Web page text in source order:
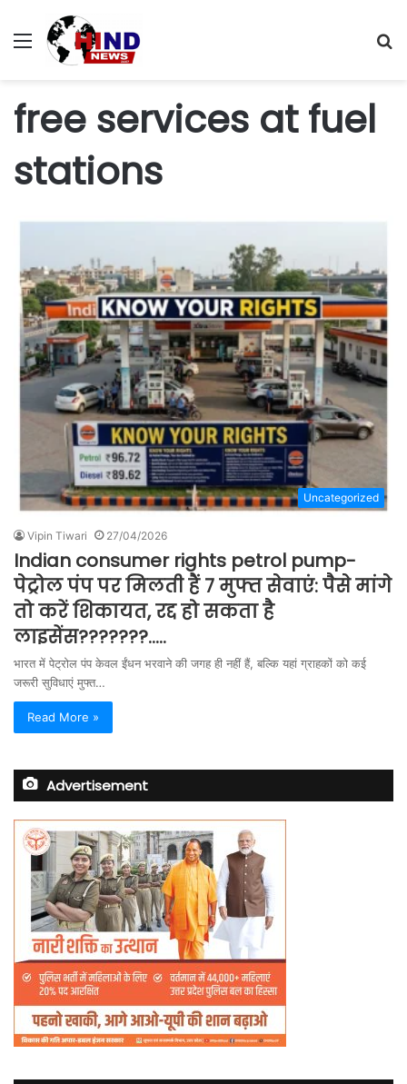
Menu
free services at fuel
stations
Uncategorized
Vipin Tiwari 27/04/2026
Indian consumer rights petrol pump-
पेट्रोल पंप पर मिलती हैं 7 मुफ्त सेवाएं: पैसे मांगे
तो करें शिकायत, रद्द हो सकता है
लाइसेंस???????…..
भारत में पेट्रोल पंप केवल ईंधन भरवाने की जगह ही नहीं हैं, बल्कि यहां ग्राहकों को कई
जरूरी सुविधाएं मुफ्त…
Read More »
Advertisement